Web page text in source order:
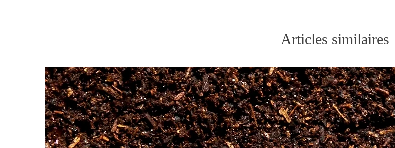
Articles similaires